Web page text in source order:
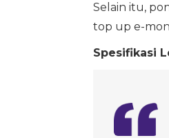
Selain itu,
top up e-
Spesifikasi